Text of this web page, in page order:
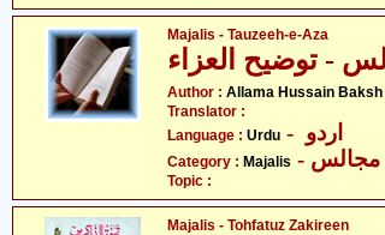
Majalis - Tauzeeh-e-Aza
- توضیح العزاء
Author : Allama Hussain
Translator :
Language : Urdu
Category : Majalis - مجالس
Topic :
Majalis - Tohfatuz Zakireen